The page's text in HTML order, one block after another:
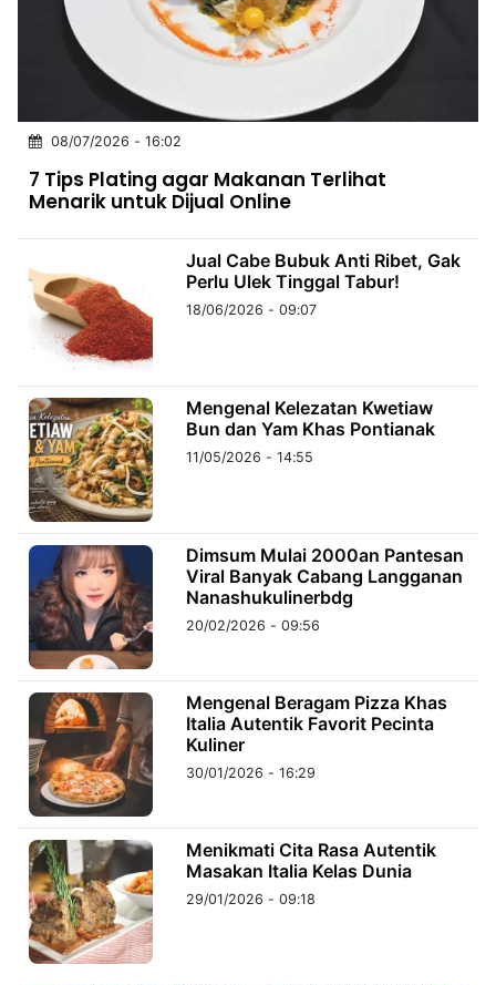
INDONESIA
NTB
Time
IDN
Jogja
Rakyat
News
Notice
Baru
Follow
Kabarbaru.co
2026
PT.
Kabarbaru
Media
Holding
08/07/2026 - 16:02
7 Tips Plating agar Makanan Terlihat
Menarik untuk Dijual Online
Jual Cabe Bubuk Anti Ribet, Gak
Perlu Ulek Tinggal Tabur!
18/06/2026 - 09:07
Mengenal Kelezatan Kwetiaw
Bun dan Yam Khas Pontianak
11/05/2026 - 14:55
Dimsum Mulai 2000an Pantesan
Viral Banyak Cabang Langganan
Nanashukulinerbdg
20/02/2026 - 09:56
Mengenal Beragam Pizza Khas
Italia Autentik Favorit Pecinta
Kuliner
30/01/2026 - 16:29
Menikmati Cita Rasa Autentik
Masakan Italia Kelas Dunia
29/01/2026 - 09:18